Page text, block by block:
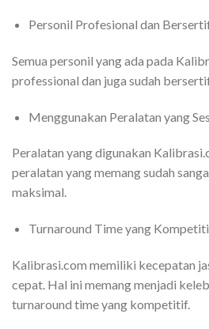
Personil Profesional dan
Semua personil yang ada pada
professional dan juga sudah
Menggunakan Peralatan yang
Peralatan yang digunakan
peralatan yang memang sudah
maksimal.
Turnaround Time yang
Kalibrasi.com memiliki kecepatan
cepat. Hal ini memang menjadi
turnaround time yang kompetitif.